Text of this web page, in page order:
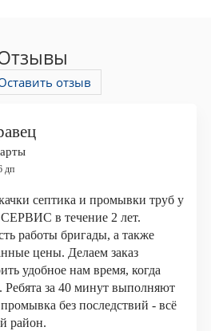
отзыв
дп
септика и промывки труб у
в течение 2 лет.
работы бригады, а также
цены. Делаем заказ
удобное нам время, когда
за 40 минут выполняют
без последствий - всё
район.